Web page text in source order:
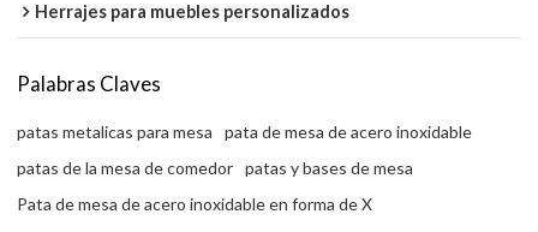
Herrajes para muebles personalizados
Palabras Claves
patas metalicas para mesa
pata de mesa de acero inoxidable
patas de la mesa de comedor
patas y bases de mesa
Pata de mesa de acero inoxidable en forma de X